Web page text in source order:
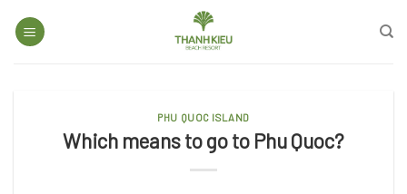
PHU QUOC ISLAND
Which means to go to Phu Quoc?